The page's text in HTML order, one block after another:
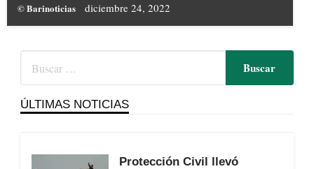
© Barinoticias diciembre 24, 2022
ÚLTIMAS NOTICIAS
Protección Civil llevó